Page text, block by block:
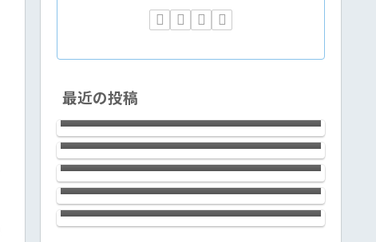
最近の投稿
2023年時点で、アフィリエイトで成
果を出すには過去の成功体験がむし
ろ邪魔くさくなる件
ば浩気鍼灸治療院でOK！60分6,000
円の予約制。
テーラワーダ仏教協会の稲取合宿１
回目の感想など
LAVIE Direct NEXTREME
Carbon（2022年春モデル）は、14ｲ
ﾝﾁの使い勝手の良さとLED IPS液晶
（ノングレア）画面の標準を超えた
見やすさ、滑らかなキータッチとfine
ＡＩ≒ChatGPTと”夢の超特急新幹
線”は似ている